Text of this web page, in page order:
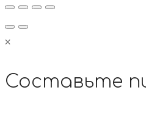
×
Составьте